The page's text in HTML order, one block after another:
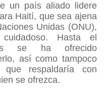
un país aliado lidere
Haití, que sea ajena
Unidas (ONU),
Hasta el
se ha ofrecido
así como tampoco
respaldaría con
se ofrezca.